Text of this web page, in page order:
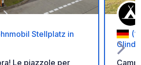
Stellplatz in
Le piazzole per